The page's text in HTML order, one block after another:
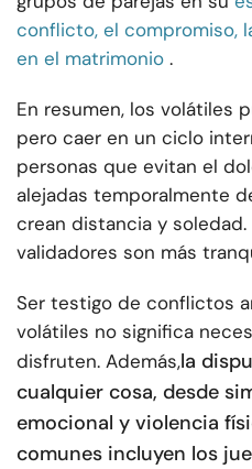
conflicto, el compromiso,
en el matrimonio .
En resumen, los volátiles
pero caer en un ciclo
personas que evitan el
alejadas temporalmente
crean distancia y soledad.
validadores son más
Ser testigo de conflictos
volátiles no significa
disfruten. Además,la
cualquier cosa, desde
emocional y violencia
comunes incluyen los